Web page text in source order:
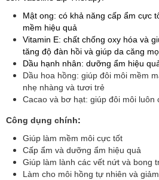
Mật ong: có khả năng cấp ẩm cực
mềm hiệu quả
Vitamin E: chất chống oxy hóa và
tăng độ đàn hồi và giúp da căng
Dầu hạnh nhân: dưỡng ẩm hiệu
Dầu hoa hồng: giúp đôi môi mềm
nhẹ nhàng và tươi trẻ
Cacao và bơ hạt: giúp đôi môi luôn
Công dụng chính:
Giúp làm mềm môi cực tốt
Cấp ẩm và dưỡng ẩm hiệu quả
Giúp làm lành các vết nứt và bong
Làm cho môi hồng tự nhiên và